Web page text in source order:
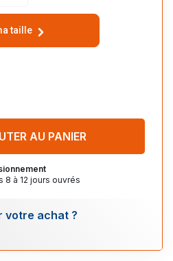
taille
8 à 12 jours ouvrés
AU PANIER
votre achat ?